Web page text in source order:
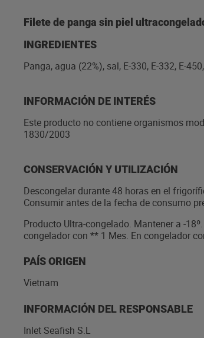
Filete de panga sin piel
INGREDIENTES
Panga, agua (22%), sal, E-330, E-332, E-
INFORMACIÓN DE INTERÉS
Este producto no contiene organismos
1830/2003
CONSERVACIÓN Y UTILIZACIÓN
Descongelar durante 48 horas en el
Consumir antes de la fecha de consumo
Producto Ultra-congelado. Mantener a -
congelador con ** 1 Mes. En congelador
PAÍS ORIGEN
Vietnam
INFORMACIÓN DEL RESPONSABLE
Inlet Seafish S.L